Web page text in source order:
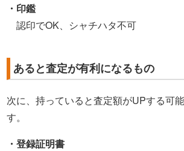
・印鑑
認印でOK、シャチハタ不可
あると査定が有利になるもの
次に、持っていると査定額がUPする可
す。
・登録証明書